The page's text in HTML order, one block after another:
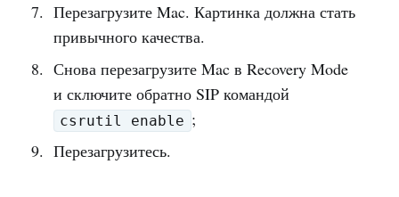
Перезагрузите Mac. Картинка должна стать
привычного качества.
Снова перезагрузите Mac в Recovery Mode
и сключите обратно SIP командой
csrutil enable ;
Перезагрузитесь.